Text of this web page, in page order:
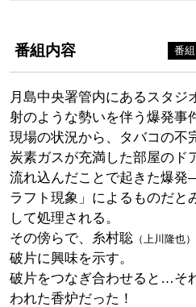
番組内容 番
月島中央署管内にあるスタジ
射のような勢いを伴う爆発事
現場の状況から、タバコの不
炭素ガスが充満した部屋のド
流れ込んだことで起きた爆
ラフト現象」によるものだと
して処理される。
その傍らで、糸村聡 （上川隆也）
破片に興味を示す。
破片をつなぎ合わせると…そ
われた香炉だった！